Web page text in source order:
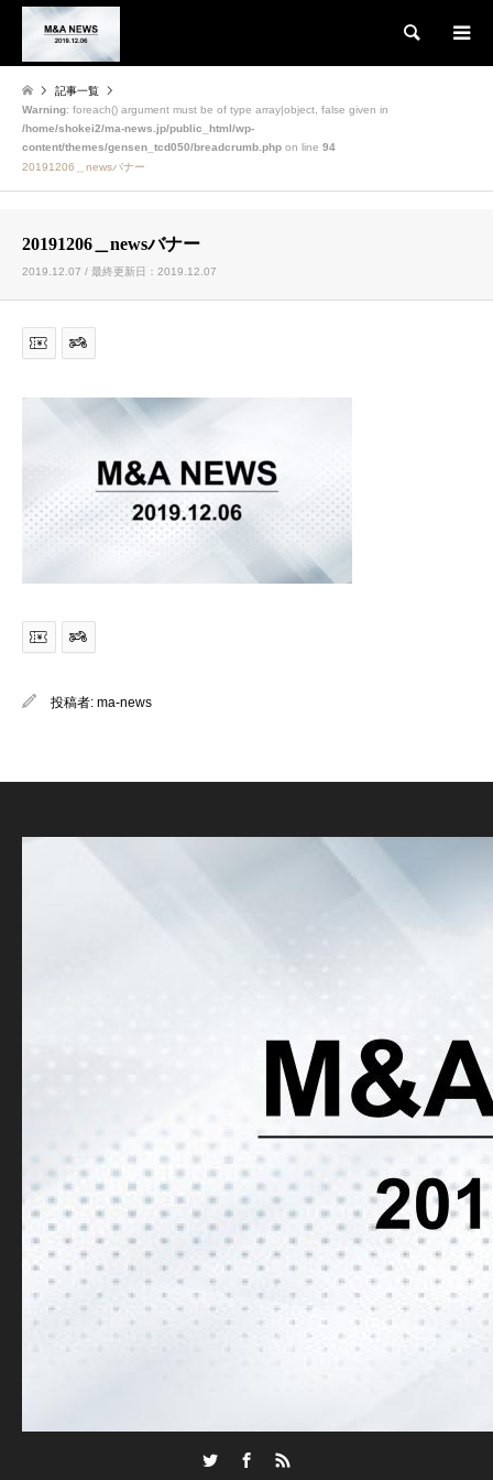
検索
記事一覧
Warning: foreach() argument must be of type array|object, false given in
/home/shokei2/ma-news.jp/public_html/wp-
content/themes/gensen_tcd050/breadcrumb.php on line 94
20191206＿newsバナー
20191206＿newsバナー
2019.12.07 / 最終更新日：2019.12.07
投稿者: ma-news